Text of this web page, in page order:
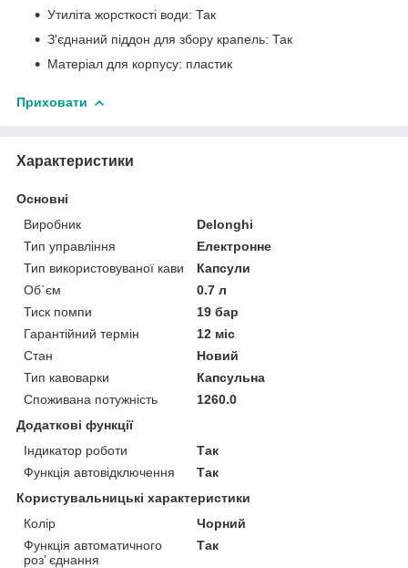
Утиліта жорсткості води: Так
З'єднаний піддон для збору крапель: Так
Матеріал для корпусу: пластик
Приховати
Характеристики
Основні
Виробник
Delonghi
Тип управління
Електронне
Тип використовуваної кави
Капсули
Об`єм
0.7 л
Тиск помпи
19 бар
Гарантійний термін
12 міс
Стан
Новий
Тип кавоварки
Капсульна
Споживана потужність
1260.0
Додаткові функції
Індикатор роботи
Так
Функція автовідключення
Так
Користувальницькі характеристики
Колір
Чорний
Функція автоматичного
роз’ єднання
Так